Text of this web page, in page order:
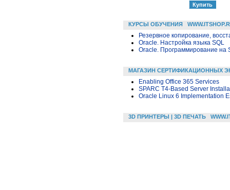
КУРСЫ ОБУЧЕНИЯ
Резервное копирование,
Oracle. Настройка языка SQL
Oracle. Программирование на
МАГАЗИН СЕРТИФИКАЦИОННЫХ
Enabling Office 365 Services
SPARC T4-Based Server
Oracle Linux 6 Implementation
3D ПРИНТЕРЫ | 3D ПЕЧАТЬ